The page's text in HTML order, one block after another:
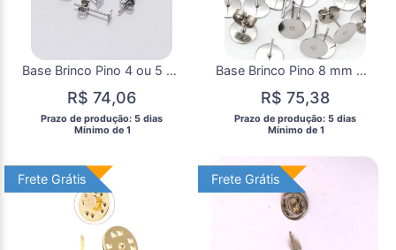
Base Brinco Pino 4 ou 5 mm Aço Inoxidável com 20 Pares
R$ 74,06
Prazo de produção: 5 dias
  Mínimo de 1
Base Brinco Pino 8 mm Aço Inoxidável 20 Pares Aço Inox
R$ 75,38
Prazo de produção: 5 dias
  Mínimo de 1
Frete Grátis
Frete Grátis Frete Grátis
Frete Grátis